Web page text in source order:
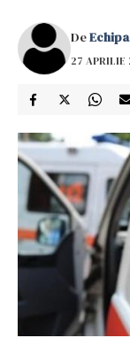
De
27 APRILIE